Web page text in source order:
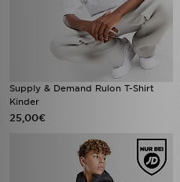
Supply & Demand Rulon T-Shirt
Kinder
25,00€